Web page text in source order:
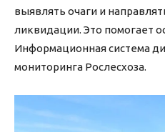
выявлять очаги и
ликвидации. Это помогает
Информационная система
мониторинга Рослесхоза.